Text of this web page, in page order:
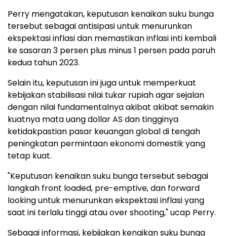
Perry mengatakan, keputusan kenaikan suku bunga
tersebut sebagai antisipasi untuk menurunkan
ekspektasi inflasi dan memastikan inflasi inti kembali
ke sasaran 3 persen plus minus 1 persen pada paruh
kedua tahun 2023.
Selain itu, keputusan ini juga untuk memperkuat
kebijakan stabilisasi nilai tukar rupiah agar sejalan
dengan nilai fundamentalnya akibat akibat semakin
kuatnya mata uang dollar AS dan tingginya
ketidakpastian pasar keuangan global di tengah
peningkatan permintaan ekonomi domestik yang
tetap kuat.
"Keputusan kenaikan suku bunga tersebut sebagai
langkah front loaded, pre-emptive, dan forward
looking untuk menurunkan ekspektasi inflasi yang
saat ini terlalu tinggi atau over shooting," ucap Perry.
Sebagai informasi, kebijakan kenaikan suku bunga